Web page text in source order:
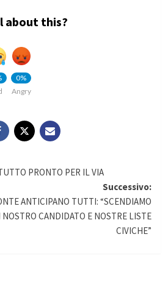
about this?
0%
Angry
PRONTO PER IL VIA
Successivo:
ANTICIPANO TUTTI: “SCENDIAMO
CANDIDATO E NOSTRE LISTE
CIVICHE”